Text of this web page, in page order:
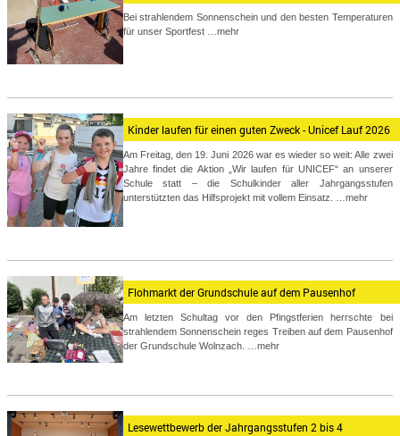
Bei strahlendem Sonnenschein und den besten Temperaturen
für unser Sportfest
…mehr
Kinder laufen für einen guten Zweck - Unicef Lauf 2026
Am Freitag, den 19. Juni 2026 war es wieder so weit: Alle zwei
Jahre findet die Aktion „Wir laufen für UNICEF“ an unserer
Schule statt – die Schulkinder aller Jahrgangsstufen
unterstützten das Hilfsprojekt mit vollem Einsatz.
…mehr
Flohmarkt der Grundschule auf dem Pausenhof
Am letzten Schultag vor den Pfingstferien herrschte bei
strahlendem Sonnenschein reges Treiben auf dem Pausenhof
der Grundschule Wolnzach.
…mehr
Lesewettbewerb der Jahrgangsstufen 2 bis 4